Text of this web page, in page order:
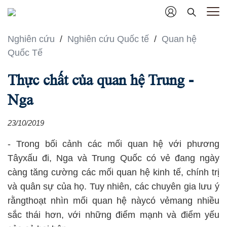
Nghiên cứu / Nghiên cứu Quốc tế / Quan hệ
Quốc Tế
Thực chất của quan hệ Trung -
Nga
23/10/2019
- Trong bối cảnh các mối quan hệ với phương
Tâyxấu đi, Nga và Trung Quốc có vẻ đang ngày
càng tăng cường các mối quan hệ kinh tế, chính trị
và quân sự của họ. Tuy nhiên, các chuyên gia lưu ý
rằngthoạt nhìn mối quan hệ nàycó vẻmang nhiều
sắc thái hơn, với những điểm mạnh và điểm yếu